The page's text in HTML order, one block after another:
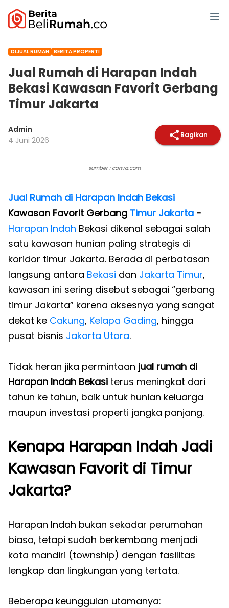
DIJUAL RUMAH BERITA PROPERTI
Jual Rumah di Harapan Indah
Bekasi Kawasan Favorit Gerbang
Timur Jakarta
Admin
4 Juni 2026
Bagikan
sumber : canva.com
Jual Rumah di Harapan Indah Bekasi
Kawasan Favorit Gerbang Timur Jakarta -
Harapan Indah Bekasi dikenal sebagai salah
satu kawasan hunian paling strategis di
koridor timur Jakarta. Berada di perbatasan
langsung antara Bekasi dan Jakarta Timur,
kawasan ini sering disebut sebagai “gerbang
timur Jakarta” karena aksesnya yang sangat
dekat ke Cakung, Kelapa Gading, hingga
pusat bisnis Jakarta Utara.
Tidak heran jika permintaan jual rumah di
Harapan Indah Bekasi terus meningkat dari
tahun ke tahun, baik untuk hunian keluarga
maupun investasi properti jangka panjang.
Kenapa Harapan Indah Jadi
Kawasan Favorit di Timur
Jakarta?
Harapan Indah bukan sekadar perumahan
biasa, tetapi sudah berkembang menjadi
kota mandiri (township) dengan fasilitas
lengkap dan lingkungan yang tertata.
Beberapa keunggulan utamanya: